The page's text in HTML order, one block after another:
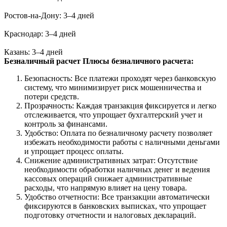
Ростов-на-Дону: 3–4 дней
Краснодар: 3–4 дней
Казань: 3–4 дней
Безналичный расчет Плюсы безналичного расчета:
Безопасность: Все платежи проходят через банковскую
систему, что минимизирует риск мошенничества и
потери средств.
Прозрачность: Каждая транзакция фиксируется и легко
отслеживается, что упрощает бухгалтерский учет и
контроль за финансами.
Удобство: Оплата по безналичному расчету позволяет
избежать необходимости работы с наличными деньгами
и упрощает процесс оплаты.
Снижение административных затрат: Отсутствие
необходимости обработки наличных денег и ведения
кассовых операций снижает административные
расходы, что напрямую влияет на цену товара.
Удобство отчетности: Все транзакции автоматически
фиксируются в банковских выписках, что упрощает
подготовку отчетности и налоговых деклараций.